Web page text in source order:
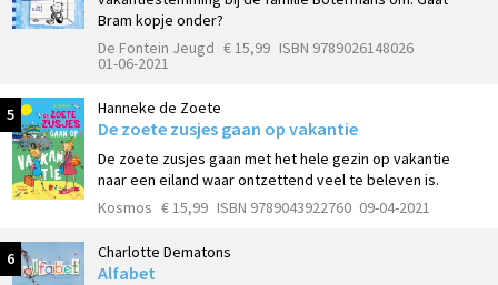
Bram kopje onder?
De Fontein Jeugd € 15,99 ISBN 9789026148026
01-06-2021
5 Hanneke de Zoete
De zoete zusjes gaan op vakantie
De zoete zusjes gaan met het hele gezin op vakantie
naar een eiland waar ontzettend veel te beleven is.
Kosmos € 15,99 ISBN 9789043922760 09-04-2021
6 Charlotte Dematons
Alfabet